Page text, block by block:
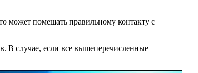
может помешать правильному контакту с
В случае, если все вышеперечисленные